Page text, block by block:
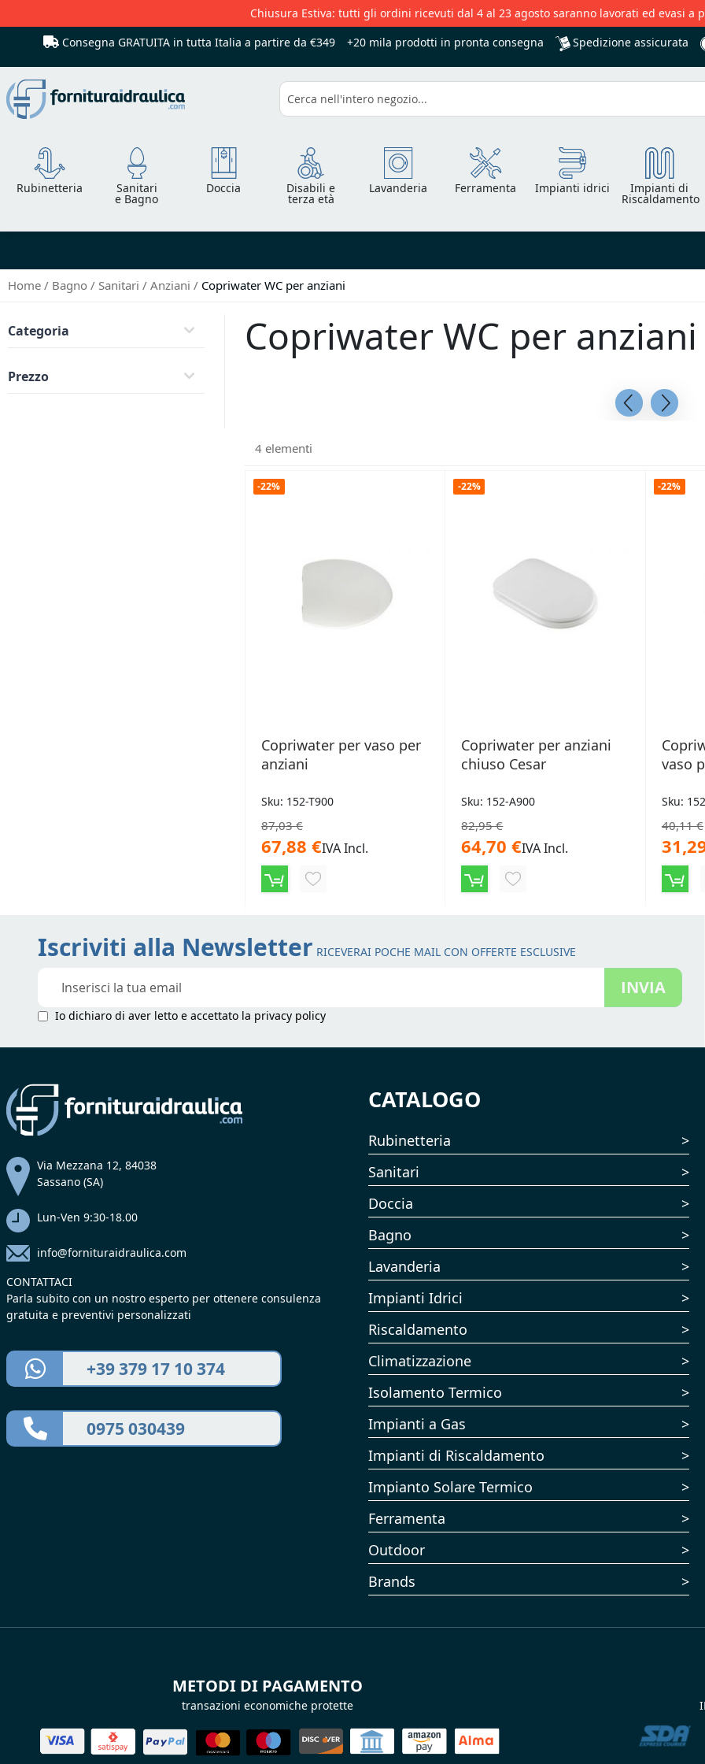
Chiusura Estiva: tutti gli ordini ricevuti dal 4 al 23 agosto saranno lavorati ed evasi a
Consegna GRATUITA in tutta Italia a partire da €349 +20 mila prodotti in pronta consegna Spedizione assicurata
Cerca
Rubinetteria Sanitari
e Bagno
Doccia Disabili e
terza età
Lavanderia Ferramenta Impianti idrici Impianti di
Riscaldamento
Home Bagno Sanitari Anziani Copriwater WC per anziani
Copriwater WC per anziani
4elementi
-22%
Copriwater per vaso per
anziani
Sku: 152-T900
87,03 €
67,88 €IVA Incl.
AGGIUNGI
DESIDERI
-22%
Copriwater per anziani
chiuso Cesar
Sku: 152-A900
82,95 €
64,70 €IVA Incl.
AGGIUNGI
DESIDERI
-22%
vaso
Sku:
40,11 €
Categoria
Prezzo
Iscriviti alla Newsletter RICEVERAI POCHE MAIL CON OFFERTE ESCLUSIVE
Newsletter:
INVIA
Io dichiaro di aver letto e accettato la privacy policy
Via Mezzana 12, 84038
Sassano (SA)
Lun-Ven 9:30-18.00
info@fornituraidraulica.com
CONTATTACI
Parla subito con un nostro esperto per ottenere consulenza
gratuita e preventivi personalizzati
+39 379 17 10 374
0975 030439
CATALOGO
Rubinetteria
Sanitari
Doccia
Bagno
Lavanderia
Impianti Idrici
Riscaldamento
Climatizzazione
Isolamento Termico
Impianti a Gas
Impianti di Riscaldamento
Impianto Solare Termico
Ferramenta
Outdoor
Brands
METODI DI PAGAMENTO
transazioni economiche protette